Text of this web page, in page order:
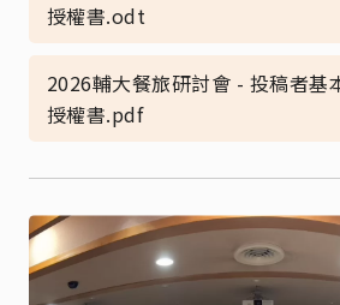
授權書.odt
2026輔大餐旅研討會 - 投稿者基
授權書.pdf